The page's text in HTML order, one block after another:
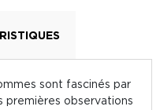
sont fascinés par
premières observations